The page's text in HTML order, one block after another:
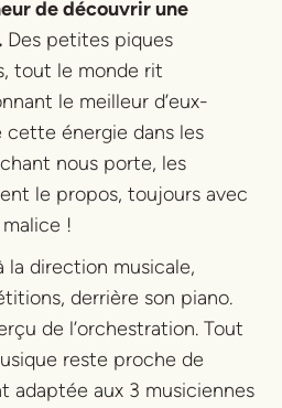
de découvrir une
Des petites piques
tout le monde rit
le meilleur d’eux-
cette énergie dans les
nous porte, les
le propos, toujours avec
!
la direction musicale,
derrière son piano.
de l’orchestration. Tout
reste proche de
adaptée aux 3 musiciennes